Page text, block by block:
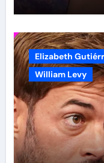
Elizabeth
William Levy